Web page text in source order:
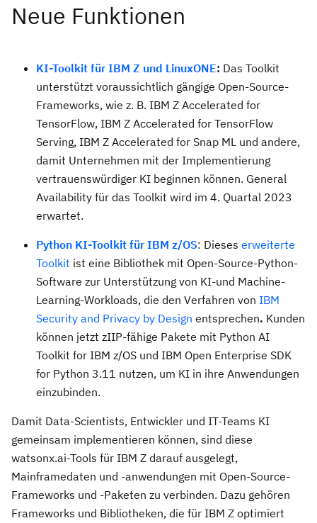
Neue Funktionen
KI-Toolkit für IBM Z und LinuxONE: Das Toolkit
unterstützt voraussichtlich gängige Open-Source-
Frameworks, wie z. B. IBM Z Accelerated for
TensorFlow, IBM Z Accelerated for TensorFlow
Serving, IBM Z Accelerated for Snap ML und andere,
damit Unternehmen mit der Implementierung
vertrauenswürdiger KI beginnen können. General
Availability für das Toolkit wird im 4. Quartal 2023
erwartet.
Python KI-Toolkit für IBM z/OS: Dieses erweiterte
Toolkit ist eine Bibliothek mit Open-Source-Python-
Software zur Unterstützung von KI-und Machine-
Learning-Workloads, die den Verfahren von IBM
Security and Privacy by Design entsprechen. Kunden
können jetzt zIIP-fähige Pakete mit Python AI
Toolkit for IBM z/OS und IBM Open Enterprise SDK
for Python 3.11 nutzen, um KI in ihre Anwendungen
einzubinden.
Damit Data-Scientists, Entwickler und IT-Teams KI
gemeinsam implementieren können, sind diese
watsonx.ai-Tools für IBM Z darauf ausgelegt,
Mainframedaten und -anwendungen mit Open-Source-
Frameworks und -Paketen zu verbinden. Dazu gehören
Frameworks und Bibliotheken, die für IBM Z optimiert